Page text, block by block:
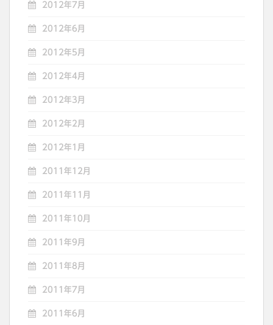
2012年7月
2012年6月
2012年5月
2012年4月
2012年3月
2012年2月
2012年1月
2011年12月
2011年11月
2011年10月
2011年9月
2011年8月
2011年7月
2011年6月